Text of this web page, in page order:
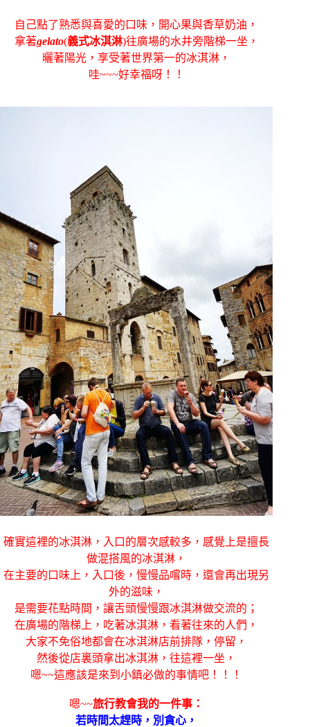
自己點了熟悉與喜愛的口味，開心果與香草奶油，
拿著gelato(義式冰淇淋)往廣場的水井旁階梯一坐，
曬著陽光，享受著世界第一的冰淇淋，
哇~~~好幸福呀！！
確實這裡的冰淇淋，入口的層次感較多，感覺上是擅長
做混搭風的冰淇淋，
在主要的口味上，入口後，慢慢品嚐時，還會再出現另
外的滋味，
是需要花點時間，讓舌頭慢慢跟冰淇淋做交流的；
在廣場的階梯上，吃著冰淇淋，看著往來的人們，
大家不免俗地都會在冰淇淋店前排隊，停留，
然後從店裏頭拿出冰淇淋，往這裡一坐，
嗯~~這應該是來到小鎮必做的事情吧！！！
嗯~~旅行教會我的一件事：
若時間太趕時，別貪心，